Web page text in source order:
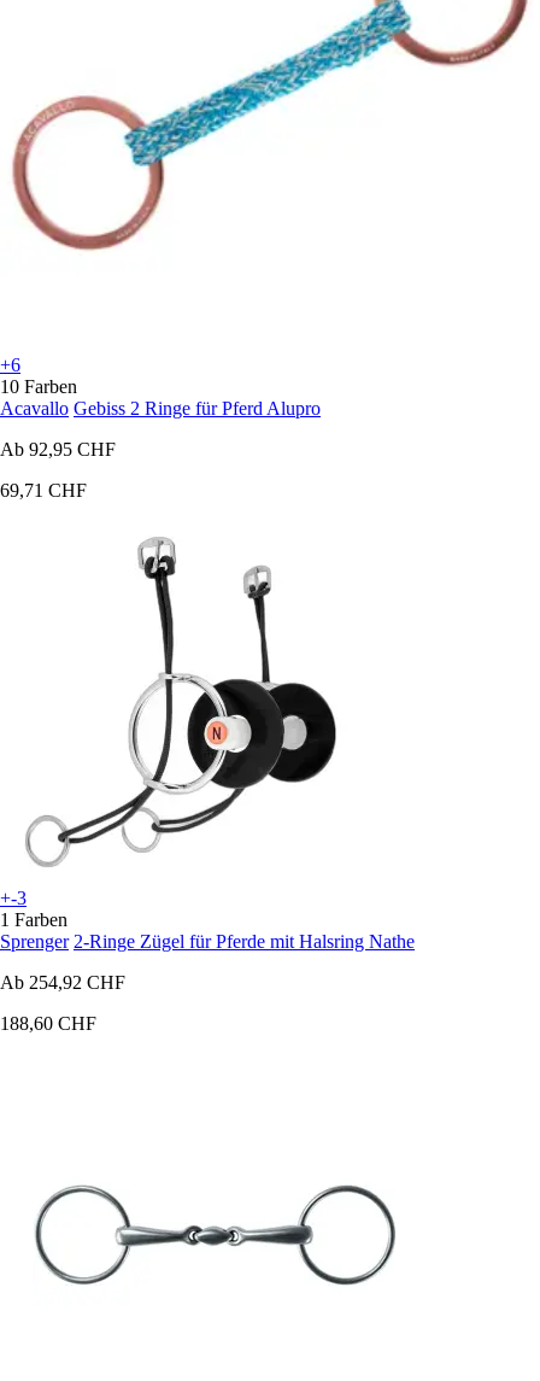
+6
10 Farben
Acavallo Gebiss 2 Ringe für Pferd Alupro
Ab 92,95 CHF
69,71 CHF
+-3
1 Farben
Sprenger 2-Ringe Zügel für Pferde mit Halsring Nathe
Ab 254,92 CHF
188,60 CHF